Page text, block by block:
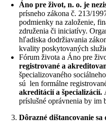
Áno pre život, n. o. je
prísneho zákona č. 213/
podmienky na založenie,
združenia či iniciatívy.
hľadiska dodržiavania
kvality poskytovaných
Fórum života a Áno pre
registrované a
špecializovaného
sú len formálne
akreditácií a špecializácií.
príslušné oprávnenia by im
Dôrazné dištancovanie